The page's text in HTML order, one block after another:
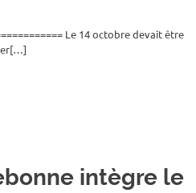
Le 14 octobre devait être
intègre le